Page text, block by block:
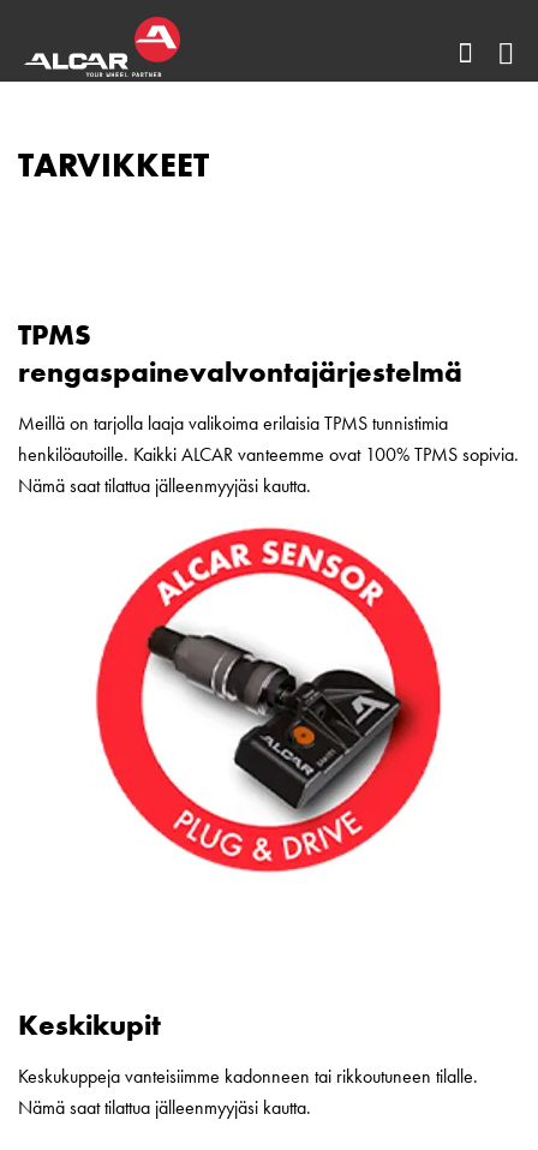
Avaa
TARVIKKEET
TPMS
rengaspainevalvontajärjestelmä
Meillä on tarjolla laaja valikoima erilaisia TPMS tunnistimia
henkilöautoille. Kaikki ALCAR vanteemme ovat 100% TPMS sopivia.
Nämä saat tilattua jälleenmyyjäsi kautta.
Keskikupit
Keskukuppeja vanteisiimme kadonneen tai rikkoutuneen tilalle.
Nämä saat tilattua jälleenmyyjäsi kautta.